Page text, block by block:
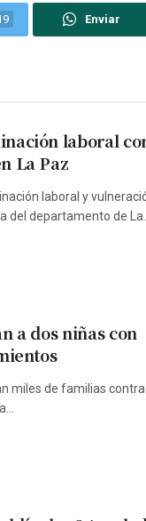
Enviar
laboral
La Paz
laboral y
departamento de La...
a dos niñas con
miles de familias contra